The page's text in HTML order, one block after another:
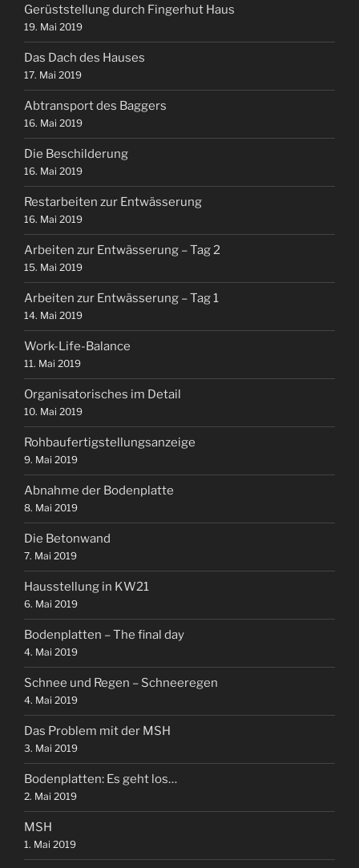
Gerüststellung durch Fingerhut Haus
19. Mai 2019
Das Dach des Hauses
17. Mai 2019
Abtransport des Baggers
16. Mai 2019
Die Beschilderung
16. Mai 2019
Restarbeiten zur Entwässerung
16. Mai 2019
Arbeiten zur Entwässerung – Tag 2
15. Mai 2019
Arbeiten zur Entwässerung – Tag 1
14. Mai 2019
Work-Life-Balance
11. Mai 2019
Organisatorisches im Detail
10. Mai 2019
Rohbaufertigstellungsanzeige
9. Mai 2019
Abnahme der Bodenplatte
8. Mai 2019
Die Betonwand
7. Mai 2019
Hausstellung in KW21
6. Mai 2019
Bodenplatten – The final day
4. Mai 2019
Schnee und Regen – Schneeregen
4. Mai 2019
Das Problem mit der MSH
3. Mai 2019
Bodenplatten: Es geht los…
2. Mai 2019
MSH
1. Mai 2019